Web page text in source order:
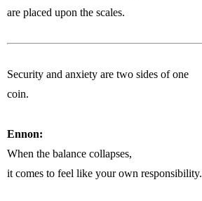
are placed upon the scales.
Security and anxiety are two sides of one
coin.
Ennon:
When the balance collapses,
it comes to feel like your own responsibility.